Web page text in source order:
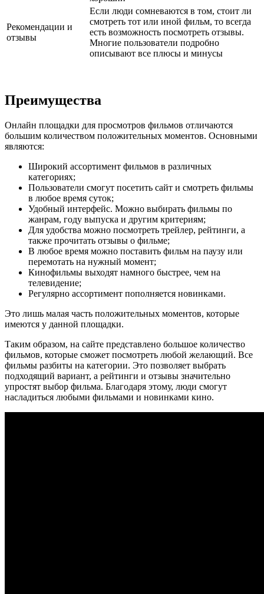
Рекомендации и
отзывы
Если люди сомневаются в том, стоит ли
смотреть тот или иной фильм, то всегда
есть возможность посмотреть отзывы.
Многие пользователи подробно
описывают все плюсы и минусы
Преимущества
Онлайн площадки для просмотров фильмов отличаются
большим количеством положительных моментов. Основными
являются:
Широкий ассортимент фильмов в различных
категориях;
Пользователи смогут посетить сайт и смотреть фильмы
в любое время суток;
Удобный интерфейс. Можно выбирать фильмы по
жанрам, году выпуска и другим критериям;
Для удобства можно посмотреть трейлер, рейтинги, а
также прочитать отзывы о фильме;
В любое время можно поставить фильм на паузу или
перемотать на нужный момент;
Кинофильмы выходят намного быстрее, чем на
телевидение;
Регулярно ассортимент пополняется новинками.
Это лишь малая часть положительных моментов, которые
имеются у данной площадки.
Таким образом, на сайте представлено большое количество
фильмов, которые сможет посмотреть любой желающий. Все
фильмы разбиты на категории. Это позволяет выбрать
подходящий вариант, а рейтинги и отзывы значительно
упростят выбор фильма. Благодаря этому, люди смогут
насладиться любыми фильмами и новинками кино.